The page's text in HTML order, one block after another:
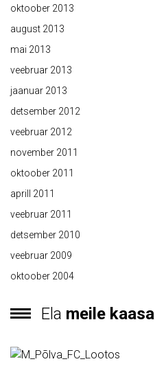
oktoober 2013
august 2013
mai 2013
veebruar 2013
jaanuar 2013
detsember 2012
veebruar 2012
november 2011
oktoober 2011
aprill 2011
veebruar 2011
detsember 2010
veebruar 2009
oktoober 2004
Ela meile kaasa